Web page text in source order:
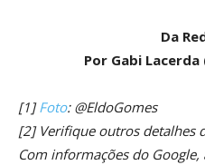
Da
Por Gabi Lacerda
[1]Foto: @EldoGomes
[2] Verifique outros detalhes
Com informações do